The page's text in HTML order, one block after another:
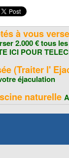
à vous
2.000 € tous
ICI POUR
(Traiter l'
éjaculation
naturelle